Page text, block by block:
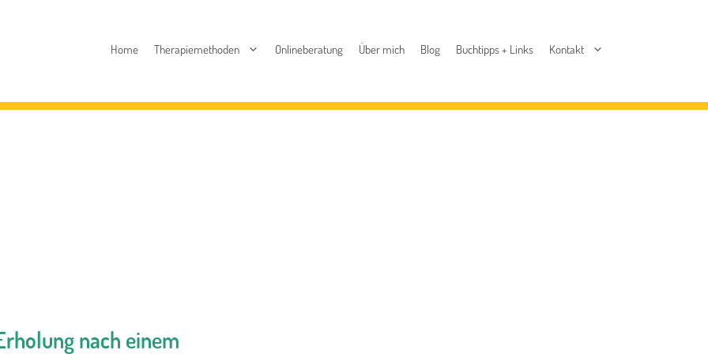
Home Therapiemethoden Onlineberatung Über mich Blog Buchtipps + Links Kontakt
nach einem